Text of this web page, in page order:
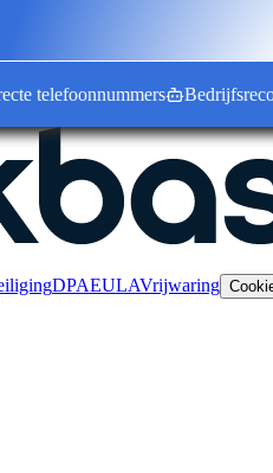
Bedrijfsrecords
DPAEULAVrijwaring